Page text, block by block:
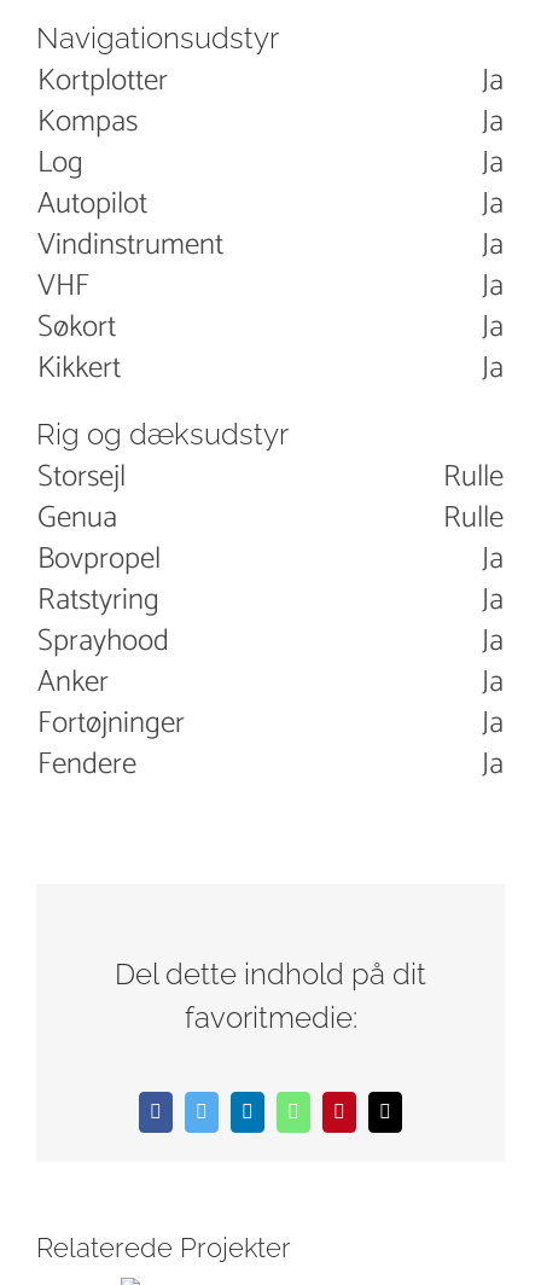
Navigationsudstyr
Kortplotter
Ja
Kompas
Ja
Log
Ja
Autopilot
Ja
Vindinstrument
Ja
VHF
Ja
Søkort
Ja
Kikkert
Ja
Rig og dæksudstyr
Storsejl
Rulle
Genua
Rulle
Bovpropel
Ja
Ratstyring
Ja
Sprayhood
Ja
Anker
Ja
Fortøjninger
Ja
Fendere
Ja
Del dette indhold på dit
favoritmedie:
FacebookTwitterLinkedInWhatsAppPinterest
E-
mail
Relaterede Projekter